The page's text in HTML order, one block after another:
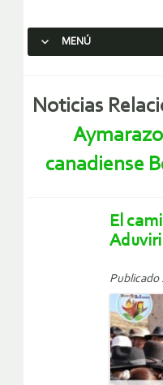
MENÚ
Noticias
canadiense
El
Aduviri
Publicado